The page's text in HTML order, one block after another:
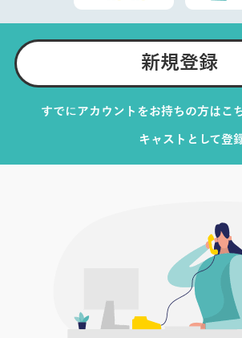
新規登録
すでにアカウントをお持ちの方はこ
キャストとして登